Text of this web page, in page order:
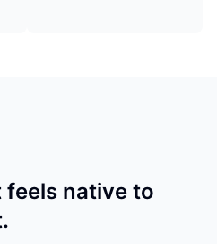
native to